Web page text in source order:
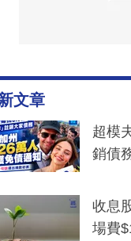
文章
超模
銷債
一度
收息
場費